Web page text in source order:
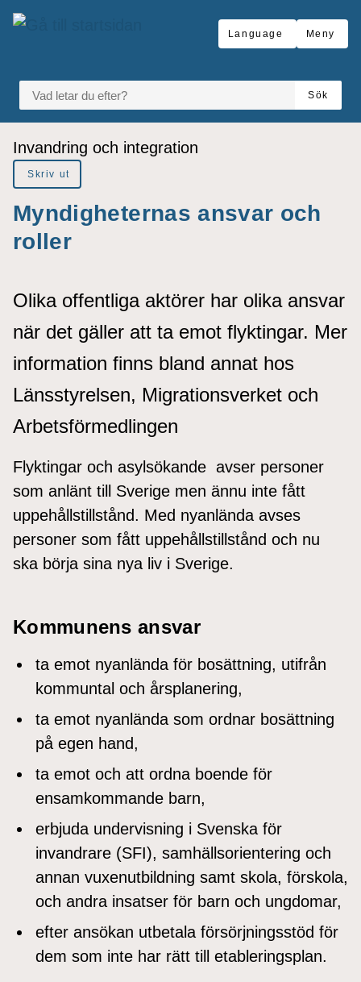
Gå till innehåll
till sidomeny
Language Meny
VAD LETAR DU EFTER?
Sök
Du är här:
Invandring och integration
Skriv ut
Myndigheternas ansvar och
roller
Olika offentliga aktörer har olika ansvar
när det gäller att ta emot flyktingar. Mer
information finns bland annat hos
Länsstyrelsen, Migrationsverket och
Arbetsförmedlingen
Flyktingar och asylsökande avser personer
som anlänt till Sverige men ännu inte fått
uppehållstillstånd. Med nyanlända avses
personer som fått uppehållstillstånd och nu
ska börja sina nya liv i Sverige.
Kommunens ansvar
ta emot nyanlända för bosättning, utifrån
kommuntal och årsplanering,
ta emot nyanlända som ordnar bosättning
på egen hand,
ta emot och att ordna boende för
ensamkommande barn,
erbjuda undervisning i Svenska för
invandrare (SFI), samhällsorientering och
annan vuxenutbildning samt skola, förskola,
och andra insatser för barn och ungdomar,
efter ansökan utbetala försörjningsstöd för
dem som inte har rätt till etableringsplan.